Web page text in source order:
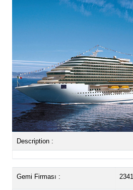
Description :
Gemi Firması : 2341